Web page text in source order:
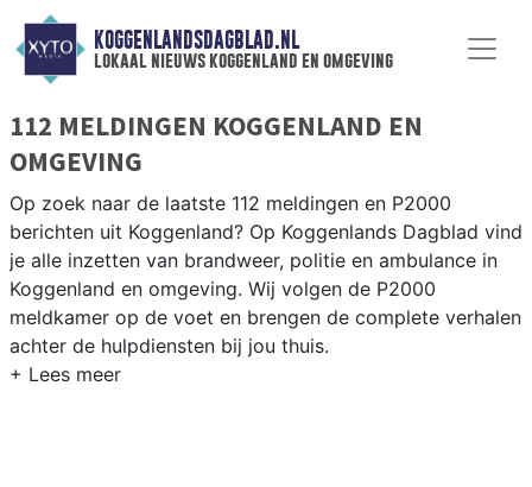
KOGGENLANDSDAGBLAD.NL
lokaal nieuws koggenland en omgeving
112 MELDINGEN KOGGENLAND EN
OMGEVING
Op zoek naar de laatste 112 meldingen en P2000
berichten uit Koggenland? Op Koggenlands Dagblad vind
je alle inzetten van brandweer, politie en ambulance in
Koggenland en omgeving. Wij volgen de P2000
meldkamer op de voet en brengen de complete verhalen
achter de hulpdiensten bij jou thuis.